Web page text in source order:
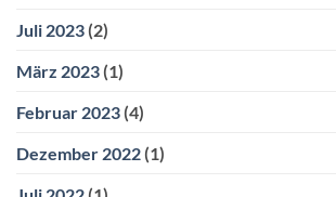
Juli 2023 (2)
März 2023 (1)
Februar 2023 (4)
Dezember 2022 (1)